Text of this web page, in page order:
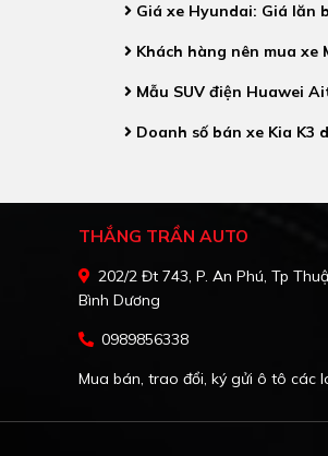
Giá xe Hyundai: Giá lăn
Khách hàng nên mua xe
Mẫu SUV điện Huawei
Doanh số bán xe Kia
THẮNG TRẦN AUTO
202/2 Đt 743, P. An Phú, Tp
Bình Dương
0989856338
Mua bán, trao đổi, ký gửi ô tô các